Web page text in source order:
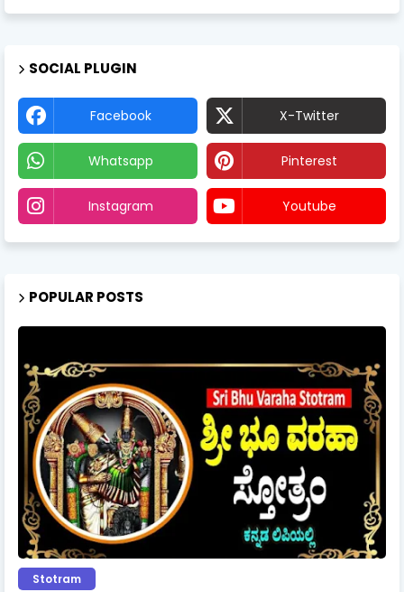
SOCIAL PLUGIN
Facebook X-Twitter
Whatsapp Pinterest
Instagram Youtube
POPULAR POSTS
Stotram